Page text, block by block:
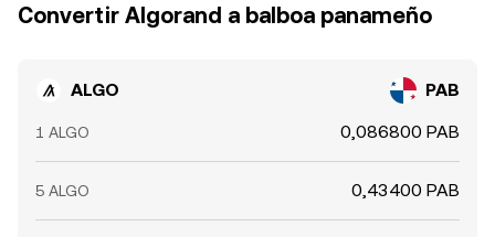
Convertir Algorand a balboa panameño
ALGO PAB
1 ALGO 0,086800 PAB
5 ALGO 0,43400 PAB